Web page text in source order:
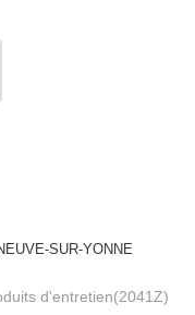
SUR-YONNE
d'entretien(2041Z)